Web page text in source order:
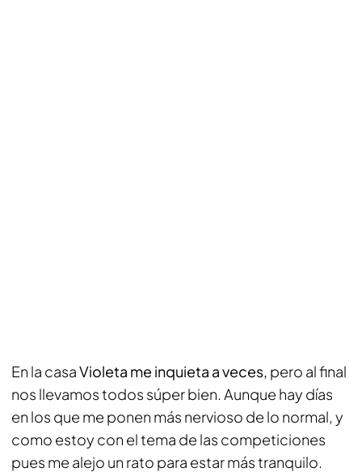
En la casaVioleta me inquieta a veces, pero al final
nos llevamos todos súper bien. Aunque hay días
en los que me ponen más nervioso de lo normal, y
como estoy con el tema de las competiciones
pues me alejo un rato para estar más tranquilo.